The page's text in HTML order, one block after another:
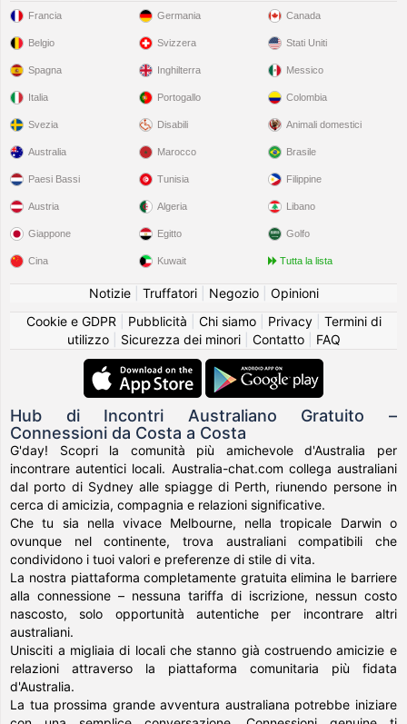
Francia
Belgio
Spagna
Italia
Svezia
Germania
Svizzera
Inghilterra
Portogallo
Disabili
Canada
Stati Uniti
Messico
Colombia
Animali domestici
Australia
Paesi Bassi
Austria
Giappone
Cina
Marocco
Tunisia
Algeria
Egitto
Kuwait
Brasile
Filippine
Libano
Golfo
Tutta la lista
Notizie| Truffatori| Negozio| Opinioni
Cookie e GDPR
Pubblicità Chi siamo| Privacy| Termini di
utilizzo| Sicurezza dei minori| Contatto| FAQ
Hub di Incontri Australiano Gratuito –
Connessioni da Costa a Costa
G'day! Scopri la comunità più amichevole d'Australia per
incontrare autentici locali. Australia-chat.com collega australiani
dal porto di Sydney alle spiagge di Perth, riunendo persone in
cerca di amicizia, compagnia e relazioni significative.
Che tu sia nella vivace Melbourne, nella tropicale Darwin o
ovunque nel continente, trova australiani compatibili che
condividono i tuoi valori e preferenze di stile di vita.
La nostra piattaforma completamente gratuita elimina le barriere
alla connessione – nessuna tariffa di iscrizione, nessun costo
nascosto, solo opportunità autentiche per incontrare altri
australiani.
Unisciti a migliaia di locali che stanno già costruendo amicizie e
relazioni attraverso la piattaforma comunitaria più fidata
d'Australia.
La tua prossima grande avventura australiana potrebbe iniziare